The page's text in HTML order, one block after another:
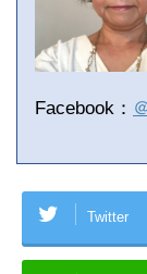
Facebook：
Twitter